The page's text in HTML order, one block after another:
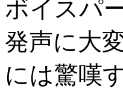
ボイスパ
発声に大
には驚嘆